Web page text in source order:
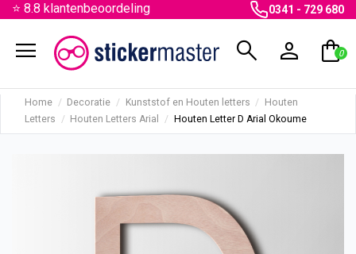
⭐ 8.8 klantenbeoordeling 0341 - 729 680
menu search person shopping_bag
0
Home Decoratie Kunststof en Houten letters
Houten
Letters
Houten Letters Arial Houten Letter D Arial Okoume